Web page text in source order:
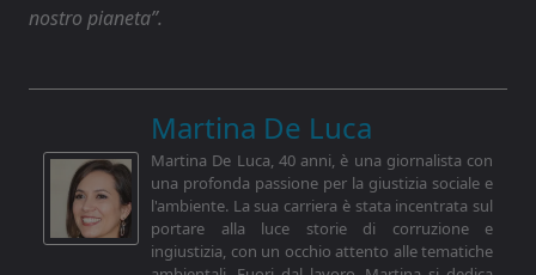
nostro pianeta”.
Martina De Luca
Martina De Luca, 40 anni, è una giornalista con
una profonda passione per la giustizia sociale e
l'ambiente. La sua carriera è stata incentrata sul
portare alla luce storie di corruzione e
ingiustizia, con un occhio attento alle tematiche